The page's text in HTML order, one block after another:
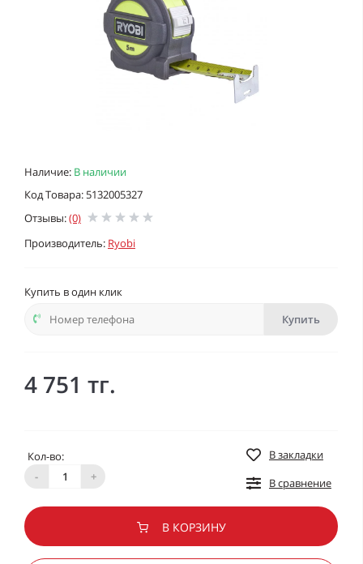
Наличие: В наличии
Код Товара: 5132005327
Отзывы:(0)
Производитель: Ryobi
Купить в один клик
Купить
4 751 тг.
Кол-во:
-
+
В закладки
В сравнение
В КОРЗИНУ